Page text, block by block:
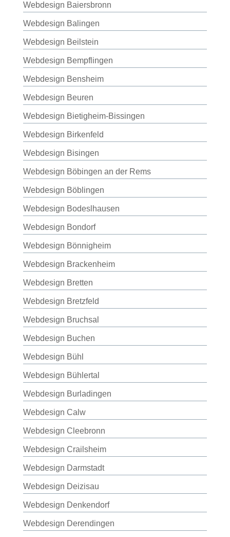
Webdesign Baiersbronn
Webdesign Balingen
Webdesign Beilstein
Webdesign Bempflingen
Webdesign Bensheim
Webdesign Beuren
Webdesign Bietigheim-Bissingen
Webdesign Birkenfeld
Webdesign Bisingen
Webdesign Böbingen an der Rems
Webdesign Böblingen
Webdesign Bodeslhausen
Webdesign Bondorf
Webdesign Bönnigheim
Webdesign Brackenheim
Webdesign Bretten
Webdesign Bretzfeld
Webdesign Bruchsal
Webdesign Buchen
Webdesign Bühl
Webdesign Bühlertal
Webdesign Burladingen
Webdesign Calw
Webdesign Cleebronn
Webdesign Crailsheim
Webdesign Darmstadt
Webdesign Deizisau
Webdesign Denkendorf
Webdesign Derendingen